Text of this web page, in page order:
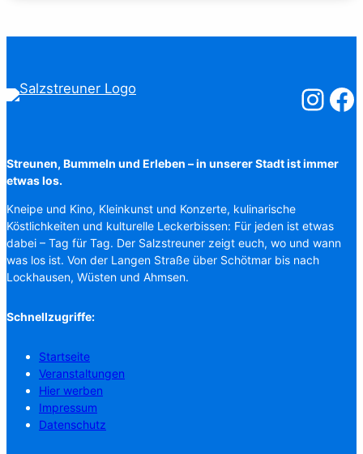
Streunen, Bummeln und Erleben – in unserer Stadt ist immer
etwas los.
Kneipe und Kino, Kleinkunst und Konzerte, kulinarische
Köstlichkeiten und kulturelle Leckerbissen: Für jeden ist etwas
dabei – Tag für Tag. Der Salzstreuner zeigt euch, wo und wann
was los ist. Von der Langen Straße über Schötmar bis nach
Lockhausen, Wüsten und Ahmsen.
Schnellzugriffe:
Startseite
Veranstaltungen
Hier werben
Impressum
Datenschutz